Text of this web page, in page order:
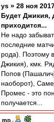
ys » 28 ноя
Будет Джикия,
приходится...
Не надо
последние
рода). Поэтому
Джикия), кмк.
Попов
наоборот),
Промес - это
получается...
mp -